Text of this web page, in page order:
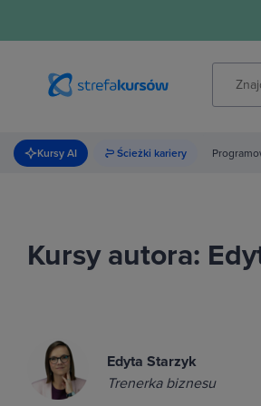
Kursy AI Ścieżki kariery
Kursy autora:
Edyta Starzyk
Trenerka biznesu